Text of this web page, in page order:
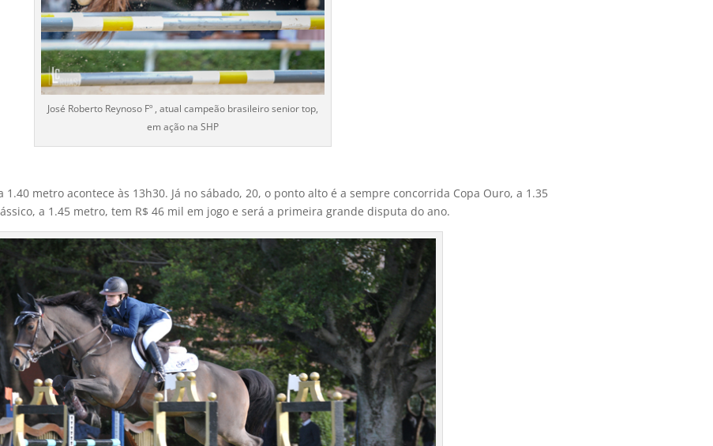
José Roberto Reynoso Fº , atual campeão brasileiro senior top,
em ação na SHP
metro acontece às 13h30. Já no sábado, 20, o ponto alto é a sempre concorrida Copa Ouro, a 1.35
a 1.45 metro, tem R$ 46 mil em jogo e será a primeira grande disputa do ano.